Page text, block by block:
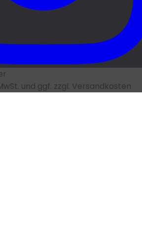
und ggf. zzgl. Versandkosten